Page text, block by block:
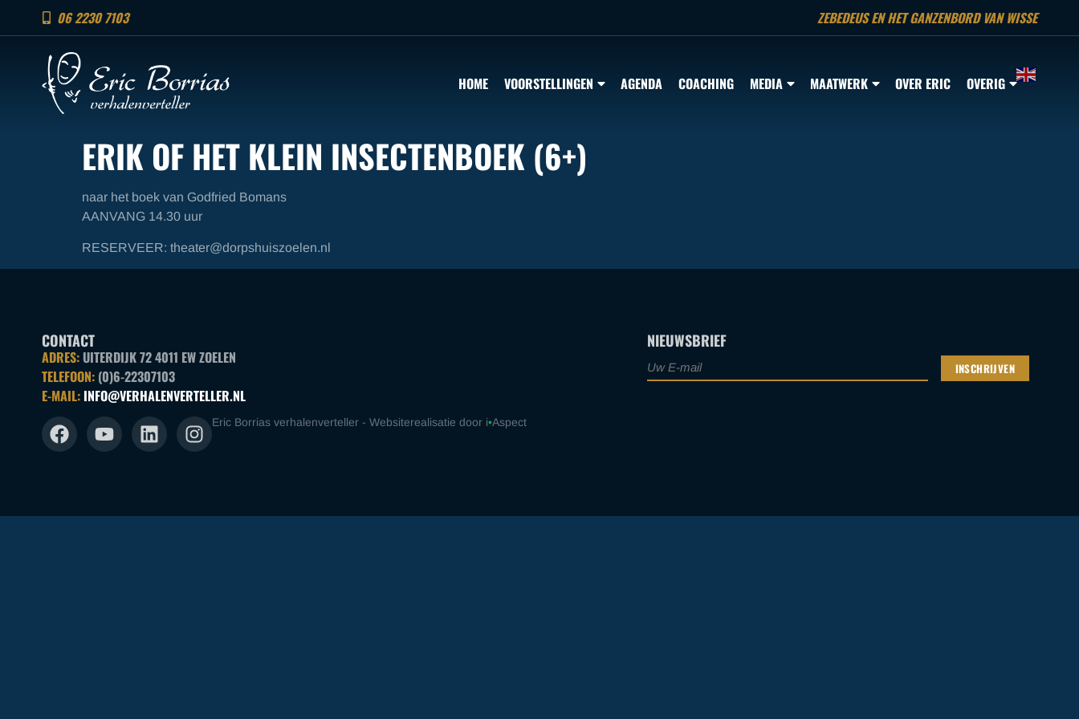
06 2230 7103 ZEBEDEUS EN HET GANZENBORD VAN WISSE
HOME VOORSTELLINGEN AGENDA COACHING MEDIA MAATWERK OVER ERIC OVERIG
ERIK OF HET KLEIN INSECTENBOEK (6+)
naar het boek van Godfried Bomans
AANVANG 14.30 uur
RESERVEER: theater@dorpshuiszoelen.nl
CONTACT
ADRES: UITERDIJK 72 4011 EW ZOELEN
TELEFOON: (0)6-22307103
E-MAIL: INFO@VERHALENVERTELLER.NL
NIEUWSBRIEF
Eric Borrias verhalenverteller - Websiterealisatie door i•Aspect